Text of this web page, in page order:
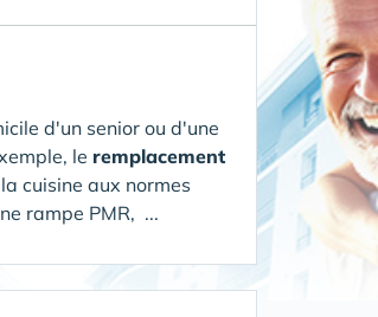
d'un senior ou d'une
le remplacement
cuisine aux normes
rampe PMR, ...